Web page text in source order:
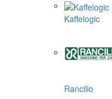
Kaffelogic
Rancilio